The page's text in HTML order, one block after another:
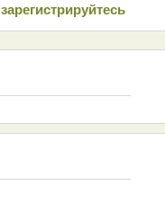
зарeгиcтрирyйтeсь